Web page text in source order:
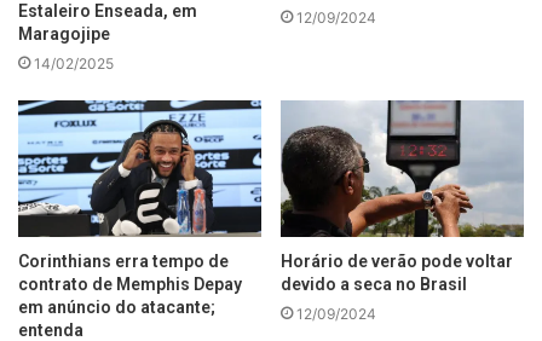
Estaleiro Enseada, em
Maragojipe
14/02/2025
12/09/2024
Corinthians erra tempo de
contrato de Memphis Depay
em anúncio do atacante;
entenda
Horário de verão pode voltar
devido a seca no Brasil
12/09/2024